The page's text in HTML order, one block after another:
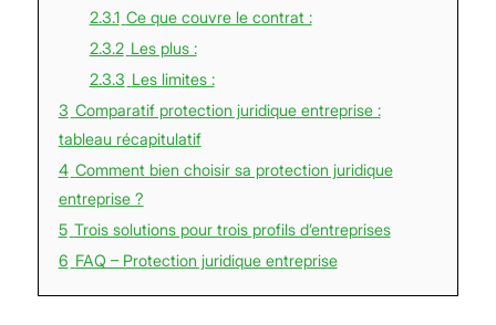
2.3.1 Ce que couvre le contrat :
2.3.2 Les plus :
2.3.3 Les limites :
3 Comparatif protection juridique entreprise :
tableau récapitulatif
4 Comment bien choisir sa protection juridique
entreprise ?
5 Trois solutions pour trois profils d’entreprises
6 FAQ – Protection juridique entreprise